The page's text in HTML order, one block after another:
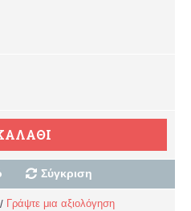
Σύγκριση
/ Γράψτε μια αξιολόγηση